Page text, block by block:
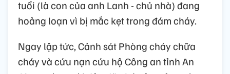
tuổi (là con của anh Lanh - chủ nhà) đang
hoảng loạn vì bị mắc kẹt trong đám cháy.
Ngay lập tức, Cảnh sát Phòng cháy chữa
cháy và cứu nạn cứu hộ Công an tỉnh An